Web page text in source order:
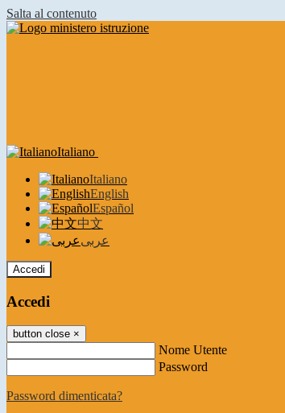
Salta al contenuto
Italiano
Italiano
English
Español
中文
عربى
Accedi
Accedi
button close ×
Nome Utente
Password
Password dimenticata?